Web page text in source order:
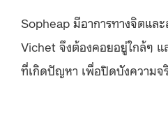
Sopheap มีอาการทางจิตแล
Vichet จึงต้องคอยอยู่ใกล้ๆ
ที่เกิดปัญหา เพื่อปิดบังความจ